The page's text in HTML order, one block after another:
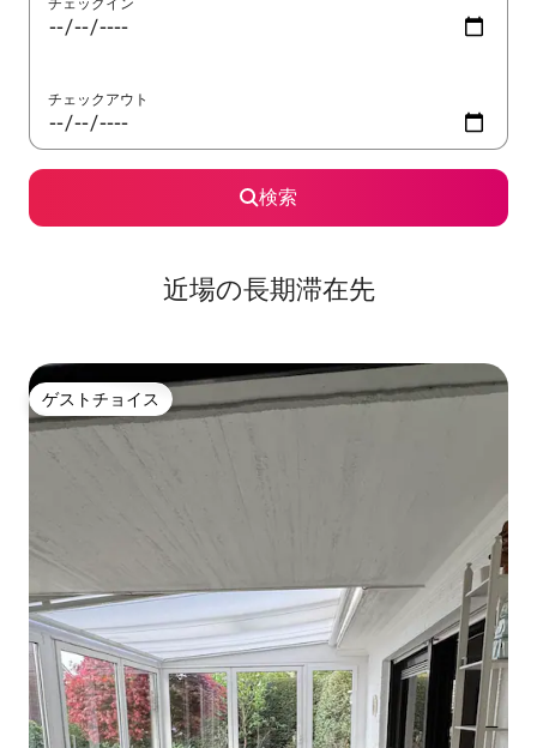
チェックアウト
検索
近場の長期滞在先
ゲストチョイス
ゲストチョイス